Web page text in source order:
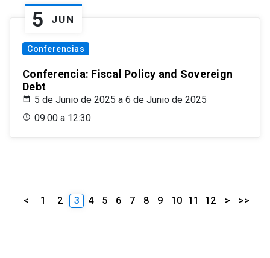
5 JUN
Conferencias
Conferencia: Fiscal Policy and Sovereign
Debt
5 de Junio de 2025 a 6 de Junio de 2025
09:00 a 12:30
< 1 2 3 4 5 6 7 8 9 10 11 12 > >>